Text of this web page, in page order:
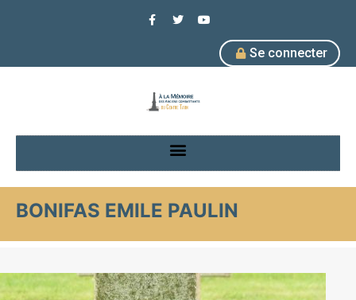
Se connecter
BONIFAS EMILE PAULIN